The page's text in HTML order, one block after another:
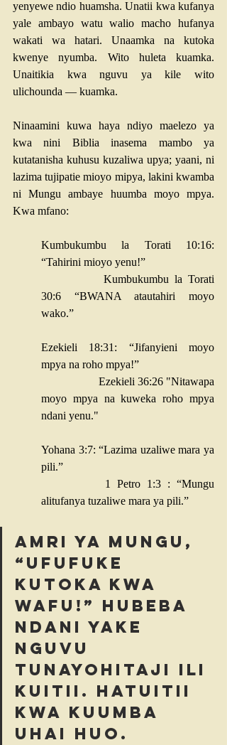
yenyewe ndio huamsha. Unatii kwa kufanya
yale ambayo watu walio macho hufanya
wakati wa hatari. Unaamka na kutoka
kwenye nyumba. Wito huleta kuamka.
Unaitikia kwa nguvu ya kile wito
ulichounda — kuamka.
Ninaamini kuwa haya ndiyo maelezo ya
kwa nini Biblia inasema mambo ya
kutatanisha kuhusu kuzaliwa upya; yaani, ni
lazima tujipatie mioyo mipya, lakini kwamba
ni Mungu ambaye huumba moyo mpya.
Kwa mfano:
Kumbukumbu la Torati 10:16:
“Tahirini mioyo yenu!”
Kumbukumbu la Torati
30:6 “BWANA atautahiri moyo
wako.”
Ezekieli 18:31 : “Jifanyieni moyo
mpya na roho mpya!”
Ezekieli 36:26 "Nitawapa
moyo mpya na kuweka roho mpya
ndani yenu."
Yohana 3:7: “Lazima uzaliwe mara ya
pili.”
1 Petro 1:3 : “Mungu
alitufanya tuzaliwe mara ya pili.”
Amri ya Mungu,
“Ufufuke
kutoka kwa
wafu!” hubeba
ndani yake
nguvu
tunayohitaji ili
kuitii. Hatuitii
kwa kuumba
uhai huo.